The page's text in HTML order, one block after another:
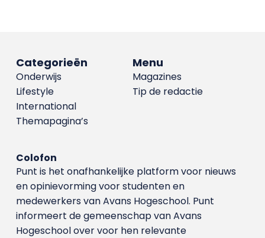
Menu
Magazines
Tip de redactie
Categorieën
Onderwijs
Lifestyle
International
Themapagina’s
Colofon
Punt is het onafhankelijke platform voor nieuws
en opinievorming voor studenten en
medewerkers van Avans Hoge­school. Punt
informeert de gemeenschap van Avans
Hogeschool over voor hen relevante